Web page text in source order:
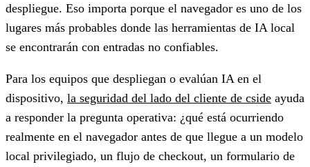
despliegue. Eso importa porque el navegador es uno de los
lugares más probables donde las herramientas de IA local
se encontrarán con entradas no confiables.
Para los equipos que despliegan o evalúan IA en el
dispositivo, la seguridad del lado del cliente de cside ayuda
a responder la pregunta operativa: ¿qué está ocurriendo
realmente en el navegador antes de que llegue a un modelo
local privilegiado, un flujo de checkout, un formulario de